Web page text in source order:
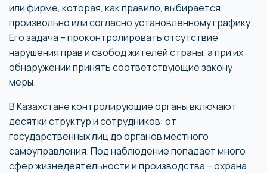
или фирме, которая, как правило, выбирается
произвольно или согласно установленному графику.
Его задача – проконтролировать отсутствие
нарушения прав и свобод жителей страны, а при их
обнаружении принять соответствующие закону
меры.
В Казахстане контролирующие органы включают
десятки структур и сотрудников: от
государственных лиц до органов местного
самоуправления. Под наблюдение попадает много
сфер жизнедеятельности и производства – охрана